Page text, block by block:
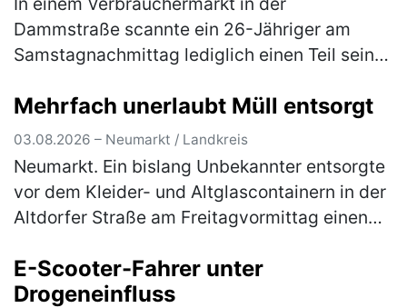
Dammstraße scannte ein 26-Jähriger am
Samstagnachmittag lediglich einen Teil seines
scannte er nicht und wollte den Laden ohne
d…(mehr)
Mehrfach unerlaubt Müll entsorgt
03.08.2026 – Neumarkt / Landkreis
Neumarkt. Ein bislang Unbekannter entsorgte
vor dem Kleider- und Altglascontainern in der
Altdorfer Straße am Freitagvormittag einen
konnte sich das Kennzeic…(mehr)
E-Scooter-Fahrer unter
Drogeneinfluss